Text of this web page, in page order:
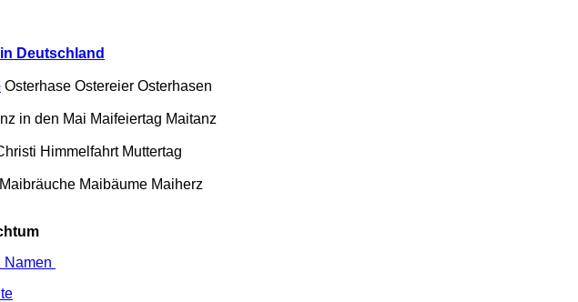
Deutschland
Osterhase Ostereier Osterhasen
in den Mai Maifeiertag Maitanz
Himmelfahrt Muttertag
Maibäume Maiherz
Namen